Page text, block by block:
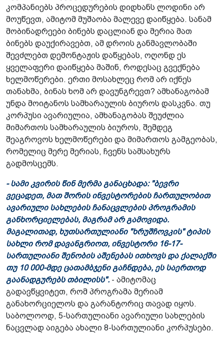
კომპანიებს პროცედურების დიდხანს ლოდინი არ
მოუწევთ, ამიტომ მუშაობა მალევე დაიწყება. სანამ
მობინადრეები ბინებს დაცლიან და მერია მათ
ბინებს დაუქირავებთ, ამ დროის განმავლობაში
შევძლებთ დემონტაჟის დაწყებას, ოღონდ ეს
ყველაფერი დაიწყება მაშინ, როდესაც გვექნება
ხელმოწერები. ერთი მოსახლეც რომ არ იქნეს
თანახმა, ბინას ხომ არ დავუნგრევთ? ამხანაგობამ
უნდა მოიტანოს სამხარაულის ბიუროს დასკვნა. თუ
კორპუსი ავარიულია, ამხანაგობას შეუძლია
მიმართოს სამხარაულის ბიუროს, შემდეგ
შეაგროვოს ხელმოწერები და მიმართოს გამგეობას,
რომელიც მერე მერიას, ჩვენს სამსახურს
გადმოსცემს.
- სამი კვირის წინ მერმა განაცხადა: "ბევრი
ვეცადეთ, მათ შორის ინვესტორების ჩართულობით
ავარიული სახლების ჩანაცვლების პროგრამის
განხორციელებას, მაგრამ არ გამოვიდა.
მაგალითად, ხუთსართულიანი "ხრუშჩოვკის" ტიპის
სახლი რომ დავანგრიოთ, ინვესტორი 16-17-
სართულიანი შენობის აშენებას ითხოვს და ქალაქში
თუ 10 000-მდე ცათამბჯენი გაჩნდება, ეს საერთოდ
გაანადგურებს თბილისს". - ამიტომაც
გადავწყვიტეთ, რომ პროგრამა მერიამ
განახორციელოს და გარანტორიც თავად იყოს.
საბოლოოდ, 5-სართულიანი ავარიული სახლების
ნაცვლად აიგება ახალი 8-სართულიანი კორპუსები.